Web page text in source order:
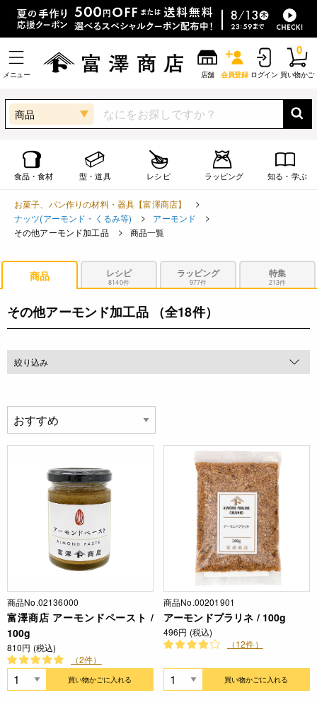
メニュー 店舗 会員登録 ログイン 買い物かご
0
商品
食品・食材 型・道具 レシピ ラッピング 知る・学ぶ
お菓子、パン作りの材料・器具【富澤商店】
ナッツ(アーモンド・くるみ等)
アーモンド
その他アーモンド加工品
商品一覧
商品 レシピ
8140件
ラッピング
977件
特集
213件
その他アーモンド加工品 （全18件）
絞り込み
商品No.02136000
富澤商店 アーモンドペースト /
100g
810円 (税込)
（2件）
買い物かごに入れる
商品No.00201901
アーモンドプラリネ / 100g
496円 (税込)
（12件）
買い物かごに入れる